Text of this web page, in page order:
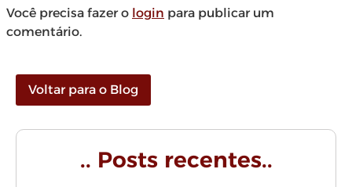
Você precisa fazer o login para publicar um
comentário.
Voltar para o Blog
.. Posts recentes..